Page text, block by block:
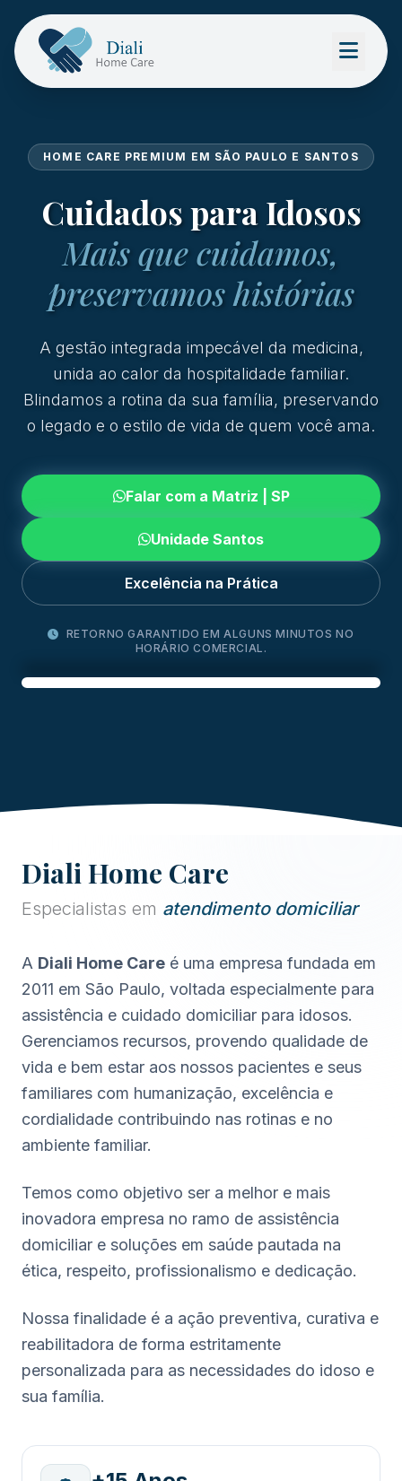
HOME CARE PREMIUM EM SÃO PAULO E SANTOS
Cuidados para Idosos
Mais que cuidamos,
preservamos histórias
A gestão integrada impecável da medicina,
unida ao calor da hospitalidade familiar.
Blindamos a rotina da sua família, preservando
o legado e o estilo de vida de quem você ama.
Falar com a Matriz | SP
Unidade Santos
Excelência na Prática
RETORNO GARANTIDO EM ALGUNS MINUTOS NO
HORÁRIO COMERCIAL.
Diali Home Care
Especialistas em atendimento domiciliar
A Diali Home Care é uma empresa fundada em
2011 em São Paulo, voltada especialmente para
assistência e cuidado domiciliar para idosos.
Gerenciamos recursos, provendo qualidade de
vida e bem estar aos nossos pacientes e seus
familiares com humanização, excelência e
cordialidade contribuindo nas rotinas e no
ambiente familiar.
Temos como objetivo ser a melhor e mais
inovadora empresa no ramo de assistência
domiciliar e soluções em saúde pautada na
ética, respeito, profissionalismo e dedicação.
Nossa finalidade é a ação preventiva, curativa e
reabilitadora de forma estritamente
personalizada para as necessidades do idoso e
sua família.